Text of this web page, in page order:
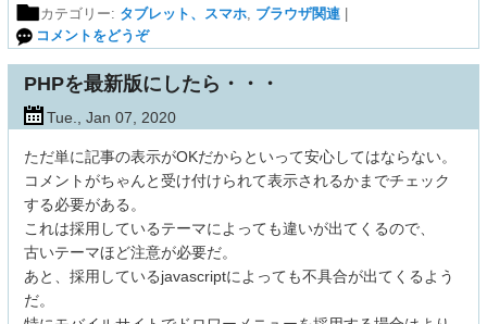
カテゴリー: タブレット、スマホ, ブラウザ関連
コメントをどうぞ
PHPを最新版にしたら・・・
Tue., Jan 07, 2020
ただ単に記事の表示がOKだからといって安心してはならない。
コメントがちゃんと受け付けられて表示されるかまでチェック
する必要がある。
これは採用しているテーマによっても違いが出てくるので、
古いテーマほど注意が必要だ。
あと、採用しているjavascriptによっても不具合が出てくるよう
だ。